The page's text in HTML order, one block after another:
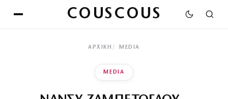
COUSCOUS
ΑΡΧΙΚΉ MEDIA
MEDIA